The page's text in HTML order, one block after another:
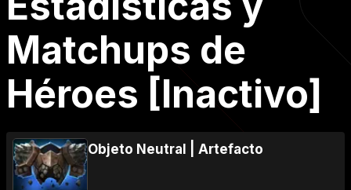
Matchups de
Héroes [Inactivo]
Objeto Neutral Artefacto